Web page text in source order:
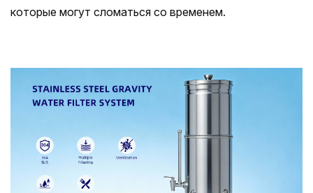
которые могут сломаться со временем.